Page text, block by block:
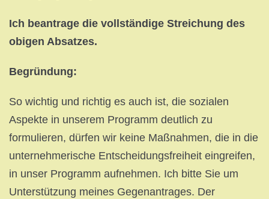
Ich beantrage die vollständige Streichung des
obigen Absatzes.
Begründung:
So wichtig und richtig es auch ist, die sozialen
Aspekte in unserem Programm deutlich zu
formulieren, dürfen wir keine Maßnahmen, die in die
unternehmerische Entscheidungsfreiheit eingreifen,
in unser Programm aufnehmen. Ich bitte Sie um
Unterstützung meines Gegenantrages. Der